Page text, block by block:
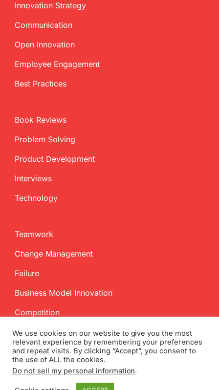
Innovation Strategy
Communication
Open Innovation
Employee Engagement
Best Practices
Book Reviews
Problem Solving
Product Development
Interviews
Technology
Teamwork
Change Management
Failure
Business Model Innovation
Competition
Copyright2026 InnovationManagement.se | All Rights Reserved
We use cookies on our website to give you the most
relevant experience by remembering your preferences
and repeat visits. By clicking “Accept”, you consent to
the use of ALL the cookies.
Do not sell my personal information.